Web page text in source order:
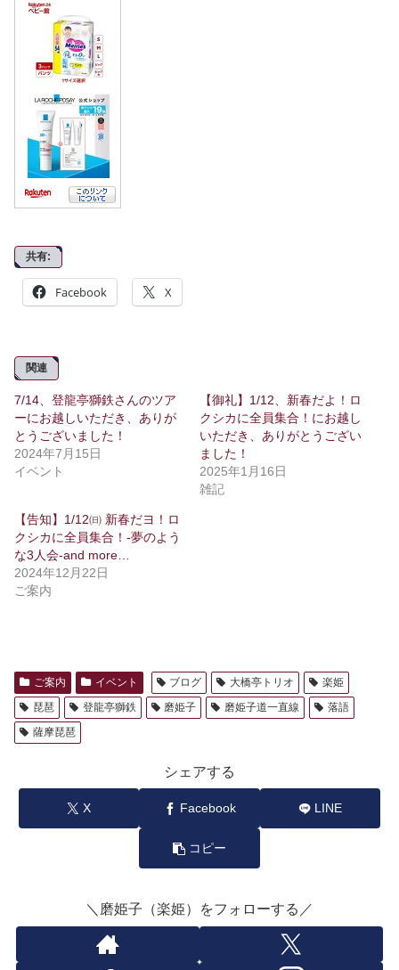
共有:
Facebook X
関連
7/14、登龍亭獅鉄さんのツア
ーにお越しいただき、ありが
とうございました！
2024年7月15日
イベント
【御礼】1/12、新春だよ！ロ
クシカに全員集合！にお越し
いただき、ありがとうござい
ました！
2025年1月16日
雑記
【告知】1/12㈰ 新春だヨ！ロ
クシカに全員集合！-夢のよう
な3人会-and more…
2024年12月22日
ご案内
ご案内 イベント ブログ 大橋亭トリオ
楽姫
琵琶
登龍亭獅鉄 磨姫子 磨姫子道一直線
落語
薩摩琵琶
シェアする
X Facebook LINE
コピー
＼磨姫子（楽姫）をフォローする／